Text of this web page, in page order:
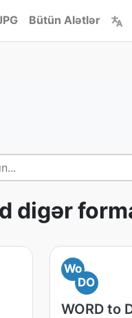
Bütün Alətlər
digər
Wo
DO
WORD to